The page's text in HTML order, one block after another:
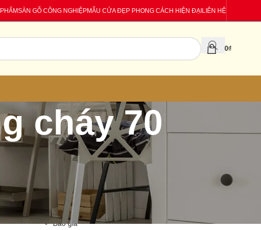
SÀN GỖ CÔNG NGHIỆPMẪU CỬA ĐẸP PHONG CÁCH HIỆN ĐẠILIÊN HỆ
0₫
cháy 70
CATEGORIES
Báo giá